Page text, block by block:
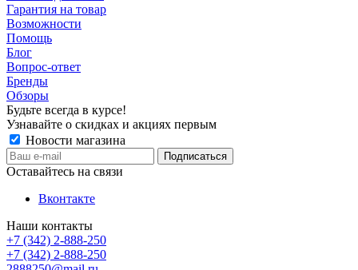
Гарантия на товар
Возможности
Помощь
Блог
Вопрос-ответ
Бренды
Обзоры
Будьте всегда в курсе!
Узнавайте о скидках и акциях первым
Новости магазина
Оставайтесь на связи
Вконтакте
Наши контакты
+7 (342) 2-888-250
+7 (342) 2-888-250